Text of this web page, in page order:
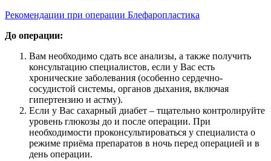
Рекомендации при операции Блефаропластика
До операции:
Вам необходимо сдать все анализы, а также получить
консультацию специалистов, если у Вас есть
хронические заболевания (особенно сердечно-
сосудистой системы, органов дыхания, включая
гипертензию и астму).
Если у Вас сахарный диабет – тщательно контролируйте
уровень глюкозы до и после операции. При
необходимости проконсультироваться у специалиста о
режиме приёма препаратов в ночь перед операцией и в
день операции.